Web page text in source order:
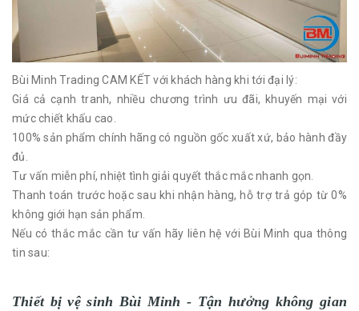
Bùi Minh Trading CAM KẾT với khách hàng khi tới đại lý:
Giá cả cạnh tranh, nhiều chương trình ưu đãi, khuyến mại với
mức chiết khấu cao.
100% sản phẩm chính hãng có nguồn gốc xuất xứ, bảo hành đầy
đủ.
Tư vấn miễn phí, nhiệt tình giải quyết thắc mắc nhanh gọn.
Thanh toán trước hoặc sau khi nhận hàng, hỗ trợ trả góp từ 0%
không giới hạn sản phẩm.
Nếu có thắc mắc cần tư vấn hãy liên hệ với Bùi Minh qua thông
tin sau:
Thiết bị vệ sinh Bùi Minh - Tận hưởng không gian